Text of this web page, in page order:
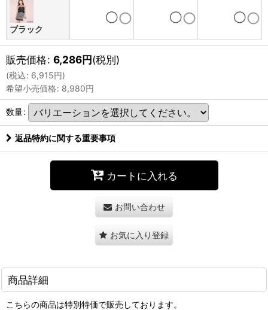
ブラック
◯ ◯ ◯
販売価格: 6,286円(税別)
(税込: 6,915円)
希望小売価格: 8,980円
数量:
返品特約に関する重要事項
カートに入れる
お問い合わせ
お気に入り登録
商品詳細
こちらの商品は特別特価で販売しております。